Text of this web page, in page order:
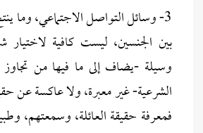
3- وسائل التواصل الاجتماعي، وما
بين الجنسين، ليست كافية
وسيلة -يضاف إلى ما فيها من تجاوز
الشرعية- غير معبرة، ولا عاكسة عن
فمعرفة حقيقة العائلة، وسمعتهم،